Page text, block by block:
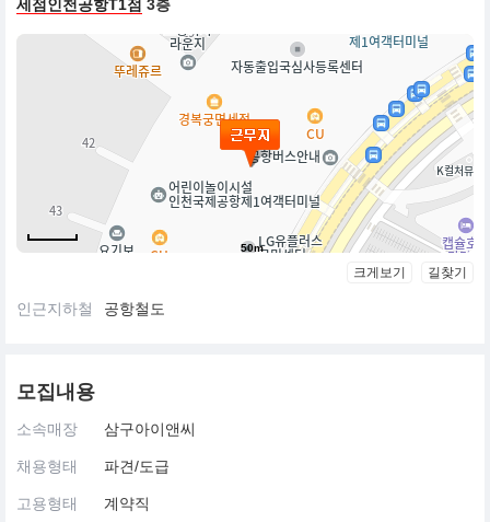
세점인천공항T1점 3층
50m
크게보기 길찾기
인근지하철 공항철도
모집내용
소속매장 삼구아이앤씨
채용형태 파견/도급
고용형태 계약직